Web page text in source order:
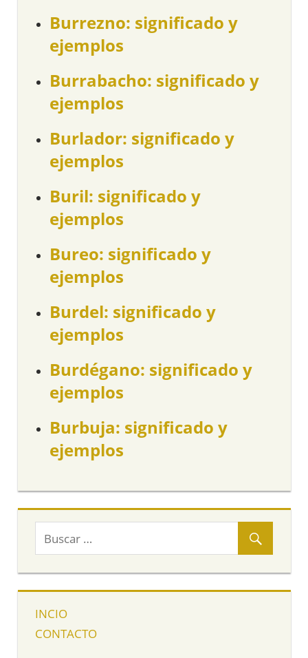
Burrezno: significado y
ejemplos
Burrabacho: significado y
ejemplos
Burlador: significado y
ejemplos
Buril: significado y
ejemplos
Bureo: significado y
ejemplos
Burdel: significado y
ejemplos
Burdégano: significado y
ejemplos
Burbuja: significado y
ejemplos
INCIO
CONTACTO